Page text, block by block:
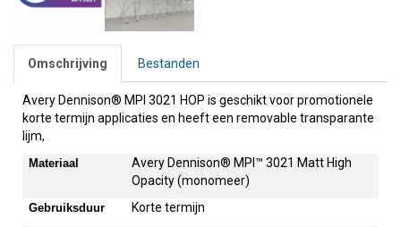
Omschrijving Bestanden
Avery Dennison® MPI 3021 HOP is geschikt voor promotionele
korte termijn applicaties en heeft een removable transparante
lijm,
Materiaal
Avery Dennison® MPI™ 3021 Matt High
Opacity (monomeer)
Gebruiksduur Korte termijn